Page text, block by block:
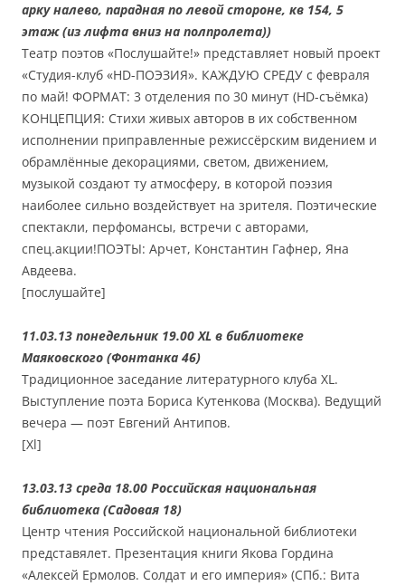
арку налево, парадная по левой стороне, кв 154, 5
этаж (из лифта вниз на полпролета))
Театр поэтов «Послушайте!» представляет новый проект
«Студия-клуб «HD-ПОЭЗИЯ». КАЖДУЮ СРЕДУ с февраля
по май! ФОРМАТ: 3 отделения по 30 минут (HD-съёмка)
КОНЦЕПЦИЯ: Стихи живых авторов в их собственном
исполнении приправленные режиссёрским видением и
обрамлённые декорациями, светом, движением,
музыкой создают ту атмосферу, в которой поэзия
наиболее сильно воздействует на зрителя. Поэтические
спектакли, перфомансы, встречи с авторами,
спец.акции!ПОЭТЫ: Арчет, Константин Гафнер, Яна
Авдеева.
[послушайте]
11.03.13 понедельник 19.00 XL в библиотеке
Маяковского (Фонтанка 46)
Традиционное заседание литературного клуба XL.
Выступление поэта Бориса Кутенкова (Москва). Ведущий
вечера — поэт Евгений Антипов.
[Xl]
13.03.13 среда 18.00 Российская национальная
библиотека (Садовая 18)
Центр чтения Российской национальной библиотеки
представялет. Презентация книги Якова Гордина
«Алексей Ермолов. Солдат и его империя» (СПб.: Вита